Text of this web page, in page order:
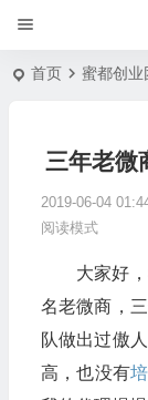
首页 蜜都创业
三年老微
2019-06-04
阅读模式
大家好
名老微商，
队做出过傲
高，也没有